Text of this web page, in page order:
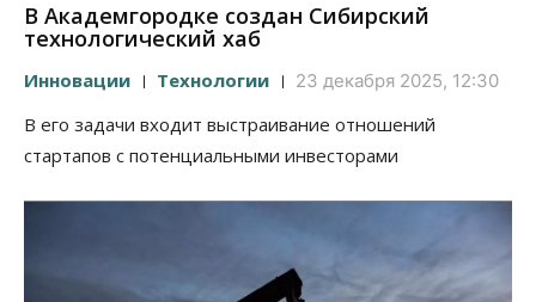
В Академгородке создан Сибирский
технологический хаб
Инновации Технологии 23 декабря 2025, 12:30
В его задачи входит выстраивание отношений
стартапов с потенциальными инвесторами